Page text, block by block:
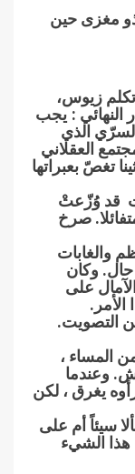
ذو مغزى حين
زيوس،
النهائي : يجب
الذي
العقلاني
تغصّ بعبراتها
قد وُزّعتْ
صرخ
والغابات
وكان
على
الأمر.
التصويت.
المساء ،
وعندما
يغرق ، لكن
سيئاً أم على
هذا الشيء